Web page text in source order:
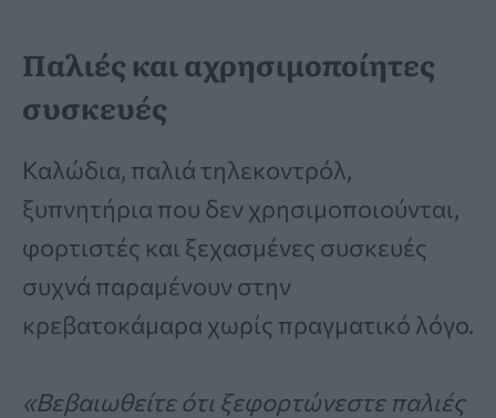
Παλιές και αχρησιμοποίητες
συσκευές
Καλώδια, παλιά τηλεκοντρόλ,
ξυπνητήρια που δεν χρησιμοποιούνται,
φορτιστές και ξεχασμένες συσκευές
συχνά παραμένουν στην
κρεβατοκάμαρα χωρίς πραγματικό λόγο.
«Βεβαιωθείτε ότι ξεφορτώνεστε παλιές